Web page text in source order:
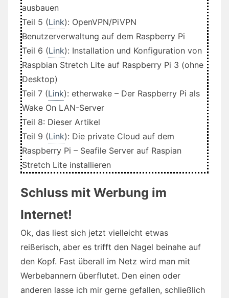
ausbauen
Teil 5 (Link): OpenVPN/PiVPN
Benutzerverwaltung auf dem Raspberry Pi
Teil 6 (Link): Installation und Konfiguration von
Raspbian Stretch Lite auf Raspberry Pi 3 (ohne
Desktop)
Teil 7 (Link): etherwake – Der Raspberry Pi als
Wake On LAN-Server
Teil 8: Dieser Artikel
Teil 9 (Link): Die private Cloud auf dem
Raspberry Pi – Seafile Server auf Raspian
Stretch Lite installieren
Schluss mit Werbung im
Internet!
Ok, das liest sich jetzt vielleicht etwas
reißerisch, aber es trifft den Nagel beinahe auf
den Kopf. Fast überall im Netz wird man mit
Werbebannern überflutet. Den einen oder
anderen lasse ich mir gerne gefallen, schließlich